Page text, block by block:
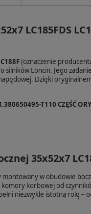
LC185FDS
(oznaczenie
Loncin. Jego
Dzięki
T110 CZĘŚĆ
35x52x7
w obudowie
korbowej od
niezwykle istotną rolę –